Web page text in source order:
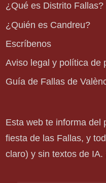
¿Qué es Distrito Fallas?
¿Quién es Candreu?
Escríbenos
Aviso legal y política de
Guía de Fallas de
Esta web te informa del
fiesta de las Fallas, y
claro) y sin textos de IA.